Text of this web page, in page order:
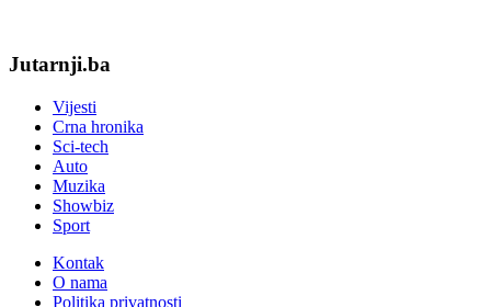
Jutarnji.ba
Vijesti
Crna hronika
Sci-tech
Auto
Muzika
Showbiz
Sport
Kontak
O nama
Politika privatnosti